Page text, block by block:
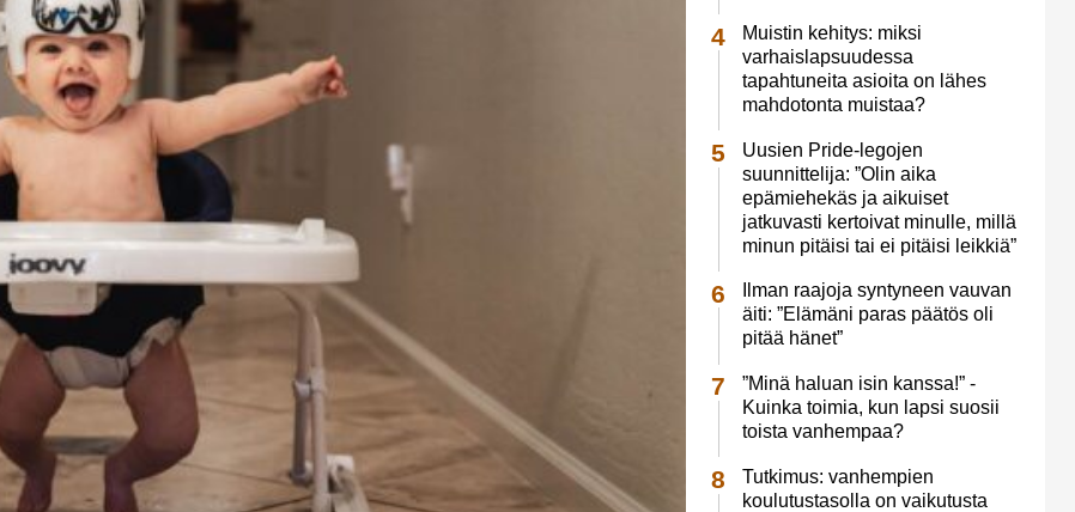
Muistin kehitys: miksi
varhaislapsuudessa
tapahtuneita asioita on lähes
mahdotonta muistaa?
Uusien Pride-legojen
suunnittelija: ”Olin aika
epämiehekäs ja aikuiset
jatkuvasti kertoivat minulle, millä
minun pitäisi tai ei pitäisi leikkiä”
Ilman raajoja syntyneen vauvan
äiti: ”Elämäni paras päätös oli
pitää hänet”
”Minä haluan isin kanssa!” -
Kuinka toimia, kun lapsi suosii
toista vanhempaa?
Tutkimus: vanhempien
koulutustasolla on vaikutusta